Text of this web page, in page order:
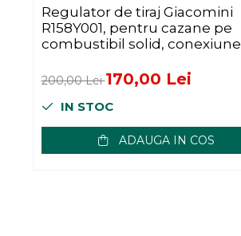
Mese bucatarie si living
Mobilier bucatarie
Scaune bucatarie & living
Vase & ustensile pentru
gatit
Tigai si seturi
Oale sub presiune
Regulator de tiraj Giacomini
R158Y001, pentru cazane pe
combustibil solid, conexiune
100°C
200,00 Lei170,00 Lei
IN STOC
ADAUGA IN COS